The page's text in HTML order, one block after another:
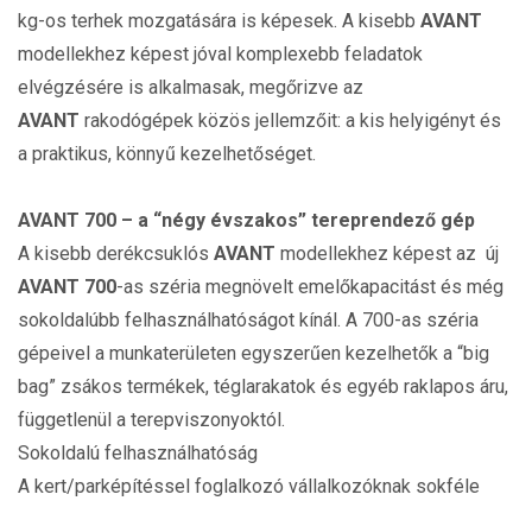
kg-os terhek mozgatására is képesek. A kisebb AVANT
modellekhez képest jóval komplexebb feladatok
elvégzésére is alkalmasak, megőrizve az
AVANT rakodógépek közös jellemzőit: a kis helyigényt és
a praktikus, könnyű kezelhetőséget.
AVANT 700 – a “négy évszakos” tereprendező gép
A kisebb derékcsuklós AVANT modellekhez képest az új
AVANT 700-as széria megnövelt emelőkapacitást és még
sokoldalúbb felhasználhatóságot kínál. A 700-as széria
gépeivel a munkaterületen egyszerűen kezelhetők a “big
bag” zsákos termékek, téglarakatok és egyéb raklapos áru,
függetlenül a terepviszonyoktól.
Sokoldalú felhasználhatóság
A kert/parképítéssel foglalkozó vállalkozóknak sokféle